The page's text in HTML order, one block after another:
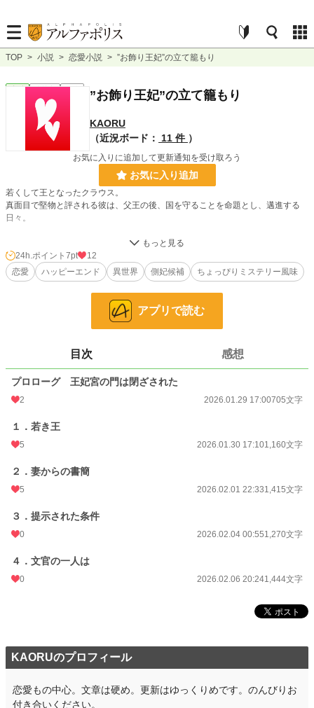
TOP > 小説 > 恋愛小説 > ”お飾り王妃”の立て籠もり
連載中 短編 ”お飾り王妃”の立て籠もり
KAORU
（近況ボード：
11 件 ）
お気に入りに追加して更新通知を受け取ろう
お気に入り追加
若くして王となったクラウス。
真面目で堅物と評される彼は、父王の後、国を守ることを命題とし、邁進する
日々。
同じく若くして王妃となった妻・アンジェリカのことは子供の頃からの同志であ
り、親友であり、恋人で妻であると思っていた。
しかし、重用していた文官の伯爵令嬢を側室にという声が周囲から上がり、その
噂は実しやかに王宮に広がっていく。
火消はすれど、燻り続ける噂。果ては、今の王妃を廃し、件の令嬢を王妃にする
という噂まで発展してしまう。
すれ違い、幾つかの掛け違いが、王と王妃の間に溝を生み、とうとう王妃は宮の
かくして、クラウスはアンジェリカの愛と信頼を取り戻すことが出来るのか。
クラウスは、その謎を探りながら、国と妻とを守り抜く覚悟を決める。
※ヒロイン？の王妃は、余り出てこないかもしれません。
※不定期更新です。書きながら更新します。
んなさい。
※頭の中にあるものを言語化しています。神様ではないので、「創造」すること
※誤字脱字やつじつまの合わない部分は後からこっそり修正致します。
恋愛 16,186 位 / 66,314 件
24h.ポイント 7pt
12
恋愛
ハッピーエンド 異世界 側妃候補 ちょっぴりミステリー風味
アプリで読む
目次 感想
プロローグ 王妃宮の門は閉ざされた
2 2026.01.29 17:00705文字
１．若き王
5 2026.01.30 17:101,160文字
２．妻からの書簡
5 2026.02.01 22:331,415文字
３．提示された条件
0 2026.02.04 00:551,270文字
４．文官の一人は
0 2026.02.06 20:241,444文字
KAORUのプロフィール
恋愛もの中心。文章は硬め。更新はゆっくりめです。のんびりお
付き合いください。